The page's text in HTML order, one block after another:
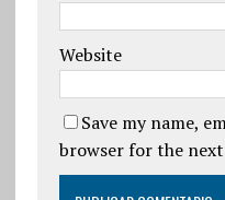
Website
Save my name,
browser for the